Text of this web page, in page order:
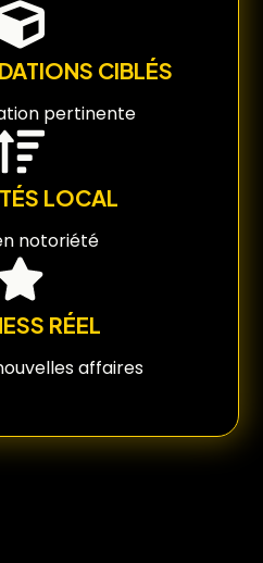
CIBLÉS
pertinente
LOCAL
notoriété
RÉEL
affaires